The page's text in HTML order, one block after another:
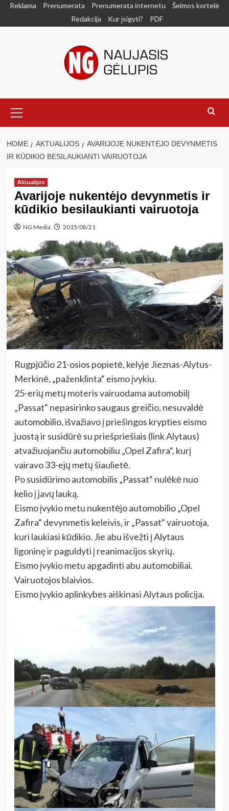
SkipReklama Prenumerata Prenumerata internetu
Šeimos kortelė
Redakcija
Kur įsigyti? PDF
Menu
HOME AKTUALIJOS
AVARIJOJE NUKENTĖJO DEVYNMETIS
IR KŪDIKIO BESILAUKIANTI VAIRUOTOJA
Aktualijos
Avarijoje nukentėjo devynmetis ir
kūdikio besilaukianti vairuotoja
NG Media 2015/08/21
Rugpjūčio 21-osios popietė, kelyje Jieznas-Alytus-
Merkinė, „paženklinta“ eismo įvykiu.
25-erių metų moteris vairuodama automobilį
„Passat“ nepasirinko saugaus greičio, nesuvaldė
automobilio, išvažiavo į priešingos krypties eismo
juostą ir susidūrė su priešpriešiais (link Alytaus)
atvažiuojančiu automobiliu „Opel Zafira“, kurį
vairavo 33-ejų metų šiaulietė.
Po susidūrimo automobilis „Passat“ nulėkė nuo
kelio į javų lauką.
Eismo įvykio metu nukentėjo automobilio „Opel
Zafira“ devynmetis keleivis, ir „Passat“ vairuotoja,
kuri laukiasi kūdikio. Jie abu išvežti į Alytaus
ligoninę ir paguldyti į reanimacijos skyrių.
Eismo įvykio metu apgadinti abu automobiliai.
Vairuotojos blaivios.
Eismo įvykio aplinkybes aiškinasi Alytaus policija.